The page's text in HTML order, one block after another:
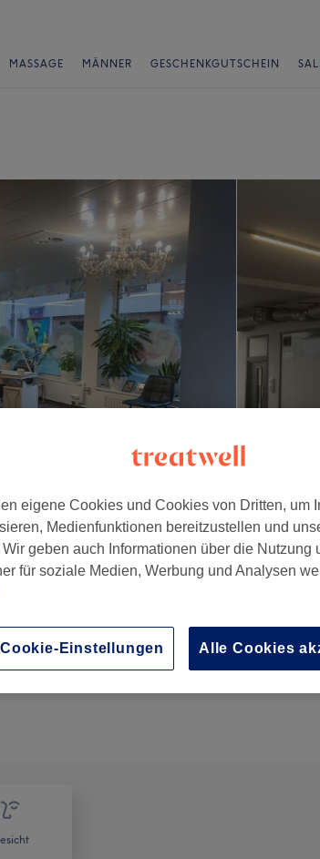
MASSAGE MÄNNER GESCHENKGUTSCHEIN
1 Std.Details anzeigen
eigene Cookies und Cookies von Dritten, um
Medienfunktionen bereitzustellen und
geben auch Informationen über die Nutzung
für soziale Medien, Werbung und Analysen
Cookie-Einstellungen Alle Cookies